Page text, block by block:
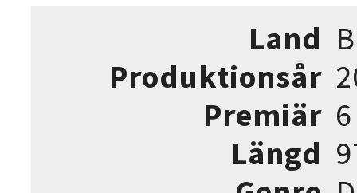
Land
Produktionsår
Premiär
Längd